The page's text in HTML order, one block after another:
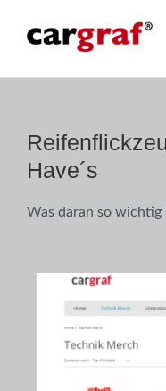
Have´s
Was daran so